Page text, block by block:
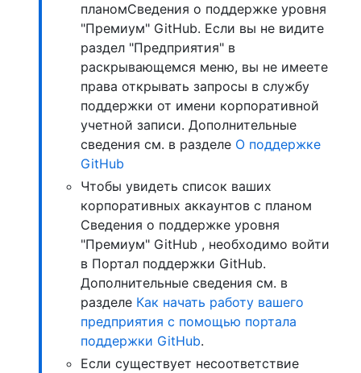
планомСведения о поддержке уровня
"Премиум" GitHub. Если вы не видите
раздел "Предприятия" в
раскрывающемся меню, вы не имеете
права открывать запросы в службу
поддержки от имени корпоративной
учетной записи. Дополнительные
сведения см. в разделе О поддержке
GitHub
Чтобы увидеть список ваших
корпоративных аккаунтов с планом
Сведения о поддержке уровня
"Премиум" GitHub , необходимо войти
в Портал поддержки GitHub.
Дополнительные сведения см. в
разделе Как начать работу вашего
предприятия с помощью портала
поддержки GitHub.
Если существует несоответствие